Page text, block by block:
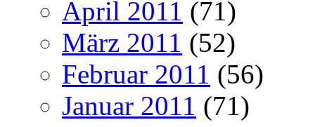
April 2011 (71)
März 2011 (52)
Februar 2011 (56)
Januar 2011 (71)